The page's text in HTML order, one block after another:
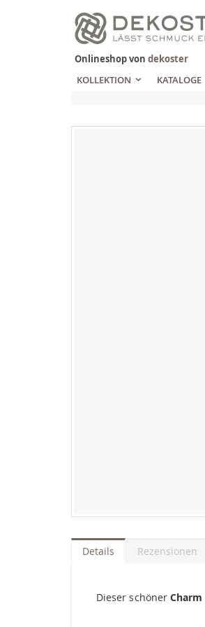
Zum
Inhalt
springen
Onlineshop von dekoster
KOLLEKTION
KATALOGE
Anfang
derDetails
Dieser schönerCharm
Rezensionen